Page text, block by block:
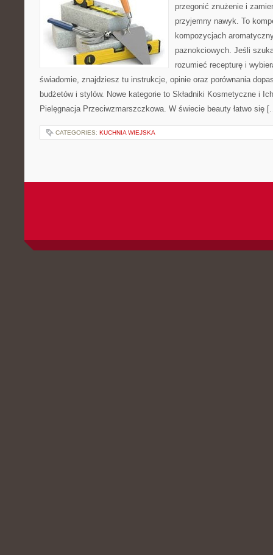
przegonić znużenie i
przyjemny nawyk. To
kompozycjach
paznokciowych. Jeśli
rozumieć recepturę i
świadomie, znajdziesz tu instrukcje, opinie oraz porównania
budżetów i stylów. Nowe kategorie to Składniki Kosmetyczne i
Pielęgnacja Przeciwzmarszczkowa. W świecie beauty łatwo się
CATEGORIES: KUCHNIA WIEJSKA